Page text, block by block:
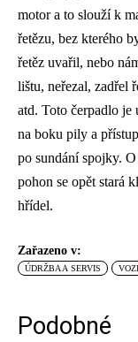
motor a to slouží k
řetězu, bez kterého
řetěz uvařil, nebo
lištu, neřezal, zadřel
atd. Toto čerpadlo je
na boku pily a
po sundání spojky.
pohon se opět stará
hřídel.
Zařazeno v:
ÚDRŽBA A SERVIS
Podobné